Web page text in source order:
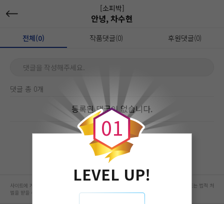
[소피박]
안녕, 차수현
전체(0) 작품댓글(0) 후원댓글(0)
댓글을 작성해주세요.
댓글 총 0개
등록된 댓글이 없습니다.
0
0
1
LEVEL UP!
사이트에 게시된 컨텐츠는 저작권자의 권리가 있는 컨텐츠로서 무단 복제, 전송, 수정, 배포는 법적 처
벌을 받을 수 있습니다.